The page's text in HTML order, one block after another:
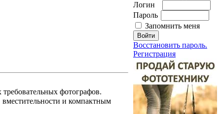
фотографов.
вместительности и компактным
Логин
Пароль
Запомнить меня
Восстановить пароль.
Регистрация